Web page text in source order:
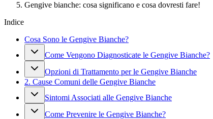
Gengive bianche: cosa significano e cosa dovresti fare!
Indice
Cosa Sono le Gengive Bianche?
Come Vengono Diagnosticate le Gengive Bianche?
Opzioni di Trattamento per le Gengive Bianche
2. Cause Comuni delle Gengive Bianche
Sintomi Associati alle Gengive Bianche
Come Prevenire le Gengive Bianche?